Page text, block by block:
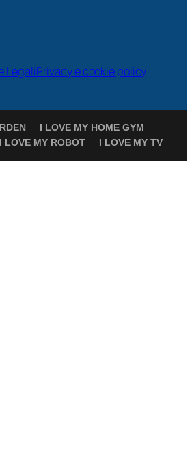
LegaliPrivacy e cookie policy
I LOVE MY HOME GYM
I LOVE MY ROBOT I LOVE MY TV